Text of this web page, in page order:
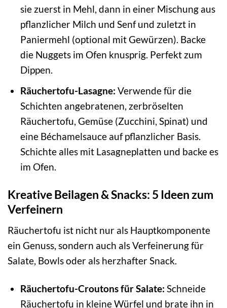
sie zuerst in Mehl, dann in einer Mischung aus
pflanzlicher Milch und Senf und zuletzt in
Paniermehl (optional mit Gewürzen). Backe
die Nuggets im Ofen knusprig. Perfekt zum
Dippen.
Räuchertofu-Lasagne: Verwende für die
Schichten angebratenen, zerbröselten
Räuchertofu, Gemüse (Zucchini, Spinat) und
eine Béchamelsauce auf pflanzlicher Basis.
Schichte alles mit Lasagneplatten und backe es
im Ofen.
Kreative Beilagen & Snacks: 5 Ideen zum
Verfeinern
Räuchertofu ist nicht nur als Hauptkomponente
ein Genuss, sondern auch als Verfeinerung für
Salate, Bowls oder als herzhafter Snack.
Räuchertofu-Croutons für Salate: Schneide
Räuchertofu in kleine Würfel und brate ihn in